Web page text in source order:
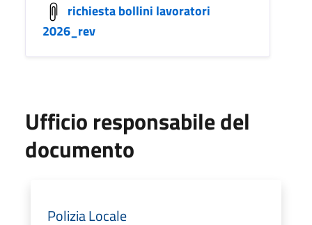
richiesta bollini lavoratori
2026_rev
Ufficio responsabile del
documento
Polizia Locale